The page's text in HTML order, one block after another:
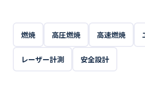
燃焼 高圧燃焼 高速燃焼
レーザー計測 安全設計